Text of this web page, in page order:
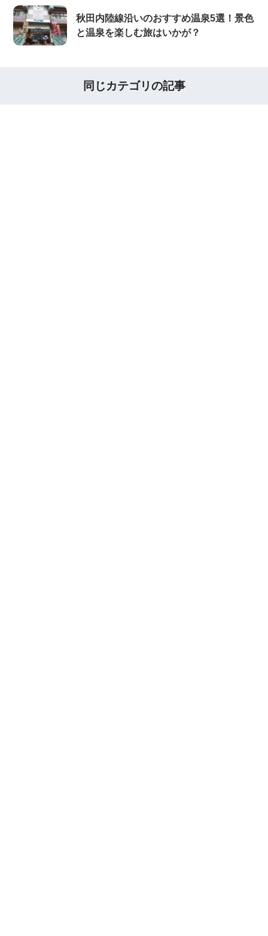
秋田内陸線沿いのおすすめ温泉5選！景色
と温泉を楽しむ旅はいかが？
同じカテゴリの記事